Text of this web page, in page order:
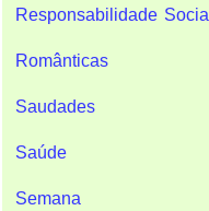
Responsabilidade Social
Românticas
Saudades
Saúde
Semana